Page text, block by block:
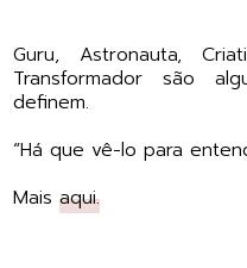
Guru, Astronauta,
Transformador são
definem.
“Há que vê-lo para
Maisaqui.